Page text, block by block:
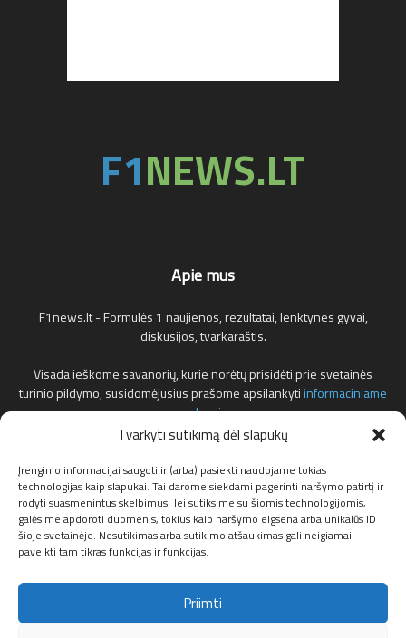
Tvarkyti sutikimą dėl slapukų
Įrenginio informacijai saugoti ir (arba) pasiekti naudojame tokias
technologijas kaip slapukai. Tai darome siekdami pagerinti naršymo patirtį ir
rodyti suasmenintus skelbimus. Jei sutiksime su šiomis technologijomis,
galėsime apdoroti duomenis, tokius kaip naršymo elgsena arba unikalūs ID
šioje svetainėje. Nesutikimas arba sutikimo atšaukimas gali neigiamai
paveikti tam tikras funkcijas ir funkcijas.
Priimti
Apie mus
F1news.lt - Formulės 1 naujienos, rezultatai, lenktynes gyvai,
diskusijos, tvarkaraštis.
Visada ieškome savanorių, kurie norėtų prisidėti prie svetainės
turinio pildymo, susidomėjusius prašome apsilankytiinformaciniame
puslapyje.
adresu.
Susisiekite:info@f1news.lt